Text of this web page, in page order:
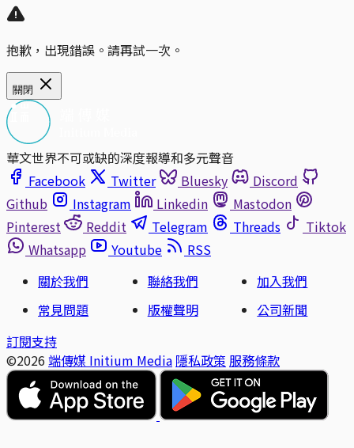
抱歉，出現錯誤。請再試一次。
關閉
華文世界不可或缺的深度報導和多元聲音
Facebook
Twitter Bluesky
Discord
Github
Instagram Linkedin
Mastodon
Pinterest
Reddit Telegram Threads
Tiktok
Whatsapp
Youtube
RSS
關於我們
聯絡我們
加入我們
常見問題
版權聲明
公司新聞
訂閱支持
©2026 端傳媒 Initium Media 隱私政策 服務條款